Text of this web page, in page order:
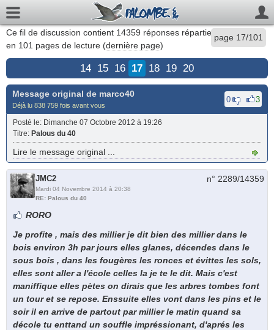
page 17/101
Ce fil de discussion contient 14359 réponses réparties
en 101 pages de lecture (dernière page)
14 15 16 17 18 19 20
Message original de marco40
Déjà lu 838 759 fois avant vous
0 3
Posté le: Dimanche 07 Octobre 2012 à 19:26
Titre: Palous du 40
Lire le message original ...
JMC2
Mardi 04 Novembre 2014 à 20:38
RE: Palous du 40
n° 2289/14359
RORO
Je profite , mais des millier je dit bien des millier dans le
bois environ 3h par jours elles glanes, décendes dans le
sous bois , dans les fougères les ronces et évittes les sols,
elles sont aller a l'école celles la je te le dit. Mais c'est
maniffique elles pètes on dirais que les arbres tombes font
un tour et se repose. Enssuite elles vont dans les pins et le
soir il en arrive de partout par millier le matin quand sa
décole tu enttand un souffle impréssionant, d'aprés les